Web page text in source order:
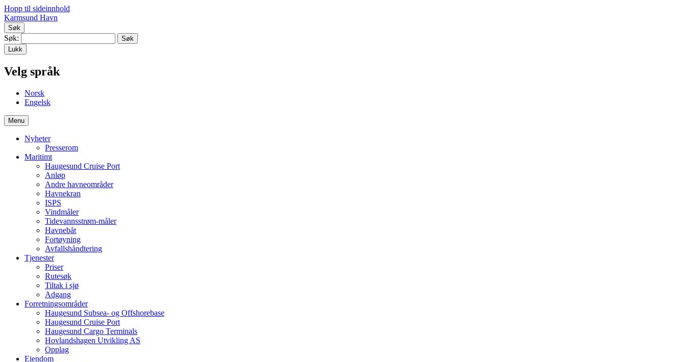
Hopp til sideinnhold
Karmsund Havn
Søk
Søk:
Lukk
Velg språk
Norsk
Engelsk
Menu
Nyheter
Presserom
Maritimt
Haugesund Cruise Port
Anløp
Andre havneområder
Havnekran
ISPS
Vindmåler
Tidevannsstrøm-måler
Havnebåt
Fortøyning
Avfallshåndtering
Tjenester
Priser
Rutesøk
Tiltak i sjø
Adgang
Forretningsområder
Haugesund Subsea- og Offshorebase
Haugesund Cruise Port
Haugesund Cargo Terminals
Hovlandshagen Utvikling AS
Opplag
Eiendom